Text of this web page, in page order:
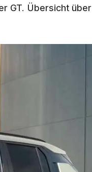
GT. Übersicht über